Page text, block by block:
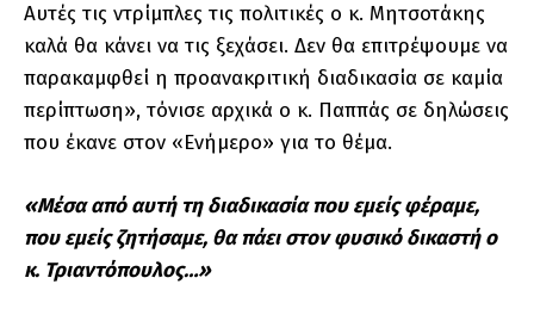
Αυτές τις ντρίμπλες τις πολιτικές ο κ. Μητσοτάκης
καλά θα κάνει να τις ξεχάσει. Δεν θα επιτρέψουμε να
παρακαμφθεί η προανακριτική διαδικασία σε καμία
περίπτωση», τόνισε αρχικά ο κ. Παππάς σε δηλώσεις
που έκανε στον «Ενήμερο» για το θέμα.
«Μέσα από αυτή τη διαδικασία που εμείς φέραμε,
που εμείς ζητήσαμε, θα πάει στον φυσικό δικαστή ο
κ. Τριαντόπουλος…»